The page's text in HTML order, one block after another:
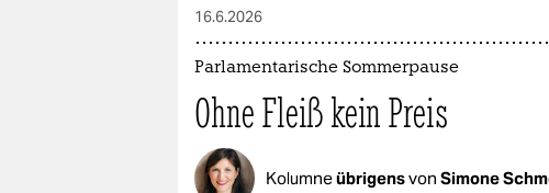
16.6.2026
Parlamentarische Sommerpause
Ohne Fleiß kein Preis
Kolumneübrigensvon Simone